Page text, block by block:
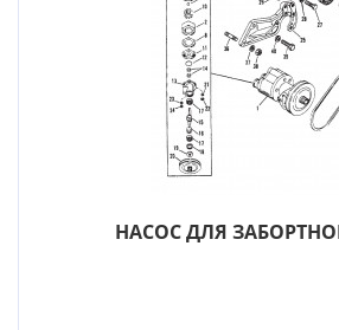
НАСОС ДЛЯ